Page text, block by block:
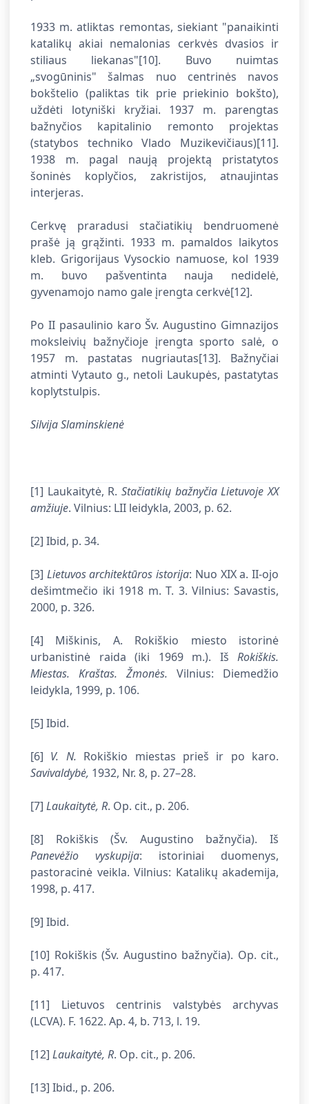
1933 m. atliktas remontas, siekiant "panaikinti
katalikų akiai nemalonias cerkvės dvasios ir
stiliaus liekanas"[10]. Buvo nuimtas
„svogūninis" šalmas nuo centrinės navos
bokštelio (paliktas tik prie priekinio bokšto),
uždėti lotyniški kryžiai. 1937 m. parengtas
bažnyčios kapitalinio remonto projektas
(statybos techniko Vlado Muzikevičiaus)[11].
1938 m. pagal naują projektą pristatytos
šoninės koplyčios, zakristijos, atnaujintas
interjeras.
Cerkvę praradusi stačiatikių bendruomenė
prašė ją grąžinti. 1933 m. pamaldos laikytos
kleb. Grigorijaus Vysockio namuose, kol 1939
m. buvo pašventinta nauja nedidelė,
gyvenamojo namo gale įrengta cerkvė[12].
Po II pasaulinio karo Šv. Augustino Gimnazijos
moksleivių bažnyčioje įrengta sporto salė, o
1957 m. pastatas nugriautas[13]. Bažnyčiai
atminti Vytauto g., netoli Laukupės, pastatytas
koplytstulpis.
Silvija Slaminskienė
[1] Laukaitytė, R. Stačiatikių bažnyčia Lietuvoje XX
amžiuje. Vilnius: LII leidykla, 2003, p. 62.
[2] Ibid, p. 34.
[3] Lietuvos architektūros istorija: Nuo XIX a. II-ojo
dešimtmečio iki 1918 m. T. 3. Vilnius: Savastis,
2000, p. 326.
[4] Miškinis, A. Rokiškio miesto istorinė
urbanistinė raida (iki 1969 m.). Iš Rokiškis.
Miestas. Kraštas. Žmonės. Vilnius: Diemedžio
leidykla, 1999, p. 106.
[5] Ibid.
[6] V. N. Rokiškio miestas prieš ir po karo.
Savivaldybė, 1932, Nr. 8, p. 27–28.
[7] Laukaitytė, R. Op. cit., p. 206.
[8] Rokiškis (Šv. Augustino bažnyčia). Iš
Panevėžio vyskupija: istoriniai duomenys,
pastoracinė veikla. Vilnius: Katalikų akademija,
1998, p. 417.
[9] Ibid.
[10] Rokiškis (Šv. Augustino bažnyčia). Op. cit.,
p. 417.
[11] Lietuvos centrinis valstybės archyvas
(LCVA). F. 1622. Ap. 4, b. 713, l. 19.
[12] Laukaitytė, R. Op. cit., p. 206.
[13] Ibid., p. 206.